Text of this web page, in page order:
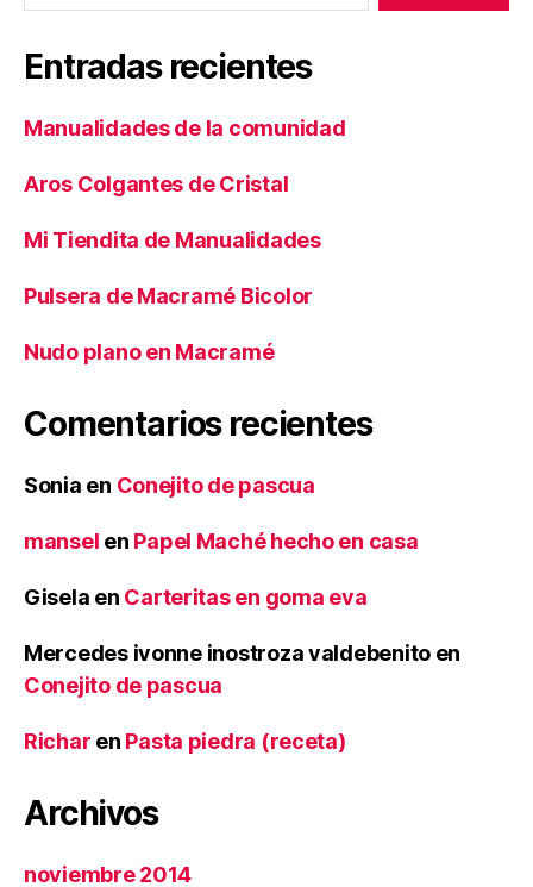
Entradas recientes
Manualidades de la comunidad
Aros Colgantes de Cristal
Mi Tiendita de Manualidades
Pulsera de Macramé Bicolor
Nudo plano en Macramé
Comentarios recientes
Sonia en Conejito de pascua
mansel en Papel Maché hecho en casa
Gisela en Carteritas en goma eva
Mercedes ivonne inostroza valdebenito en
Conejito de pascua
Richar en Pasta piedra (receta)
Archivos
noviembre 2014